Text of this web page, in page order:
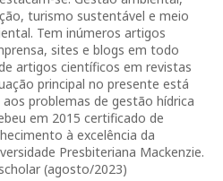
turismo sustentável e meio
Tem inúmeros artigos
sites e blogs em todo
artigos científicos em revistas
principal no presente está
problemas de gestão hídrica
em 2015 certificado de
à excelência da
Presbiteriana Mackenzie.
(agosto/2023)